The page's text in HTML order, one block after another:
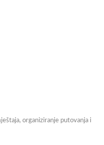
organiziranje putovanja i